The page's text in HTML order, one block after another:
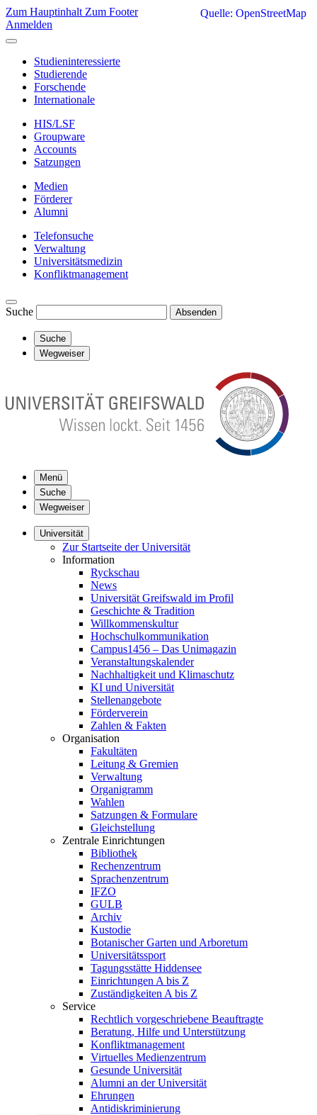
Zum Hauptinhalt Zum Footer
Anmelden
Studieninteressierte
Studierende
Forschende
Internationale
HIS/LSF
Groupware
Accounts
Satzungen
Medien
Förderer
Alumni
Telefonsuche
Verwaltung
Universitätsmedizin
Konfliktmanagement
Suche Absenden
Suche
Wegweiser
Menü
Suche
Wegweiser
Universität
Zur Startseite der Universität
Information
Ryckschau
News
Universität Greifswald im Profil
Geschichte & Tradition
Willkommenskultur
Hochschulkommunikation
Campus1456 – Das Unimagazin
Veranstaltungskalender
Nachhaltigkeit und Klimaschutz
KI und Universität
Stellenangebote
Förderverein
Zahlen & Fakten
Organisation
Fakultäten
Leitung & Gremien
Verwaltung
Organigramm
Wahlen
Satzungen & Formulare
Gleichstellung
Zentrale Einrichtungen
Bibliothek
Rechenzentrum
Sprachenzentrum
IFZO
GULB
Archiv
Kustodie
Botanischer Garten und Arboretum
Universitätssport
Tagungsstätte Hiddensee
Einrichtungen A bis Z
Zuständigkeiten A bis Z
Service
Rechtlich vorgeschriebene Beauftragte
Beratung, Hilfe und Unterstützung
Konfliktmanagement
Virtuelles Medienzentrum
Gesunde Universität
Alumni an der Universität
Ehrungen
Antidiskriminierung
Quelle: OpenStreetMap